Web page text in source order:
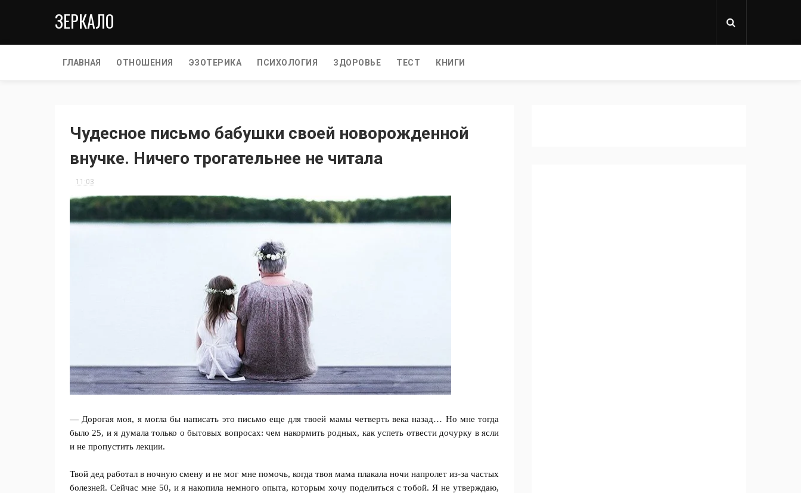
ЗЕРКАЛО
ГЛАВНАЯ ОТНОШЕНИЯ ЭЗОТЕРИКА ПСИХОЛОГИЯ ЗДОРОВЬЕ ТЕСТ КНИГИ
Чудесное письмо бабушки своей новорожденной
внучке. Ничего трогательнее не читала
11:03
— Дорогая моя, я могла бы написать это письмо еще для твоей мамы четверть века назад… Но мне тогда
было 25, и я думала только о бытовых вопросах: чем накормить родных, как успеть отвести дочурку в ясли
и не пропустить лекции.
Твой дед работал в ночную смену и не мог мне помочь, когда твоя мама плакала ночи напролет из-за частых
болезней. Сейчас мне 50, и я накопила немного опыта, которым хочу поделиться с тобой. Я не утверждаю,